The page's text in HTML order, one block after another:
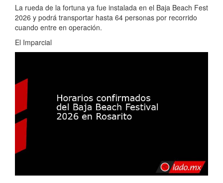
La rueda de la fortuna ya fue instalada en el Baja Beach Fest
2026 y podrá transportar hasta 64 personas por recorrido
cuando entre en operación.
El Imparcial